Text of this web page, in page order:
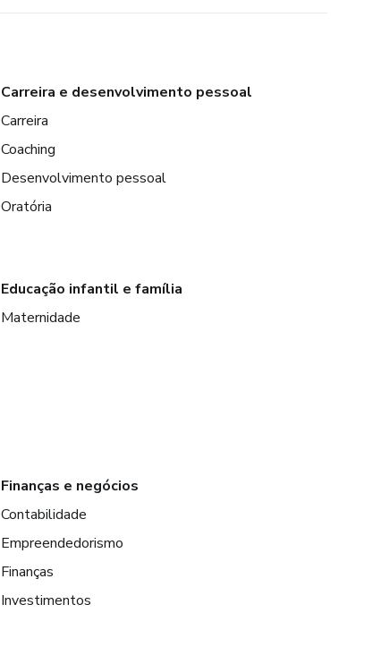
Carreira e desenvolvimento pessoal
Carreira
Coaching
Desenvolvimento pessoal
Oratória
Educação infantil e família
Maternidade
Finanças e negócios
Contabilidade
Empreendedorismo
Finanças
Investimentos